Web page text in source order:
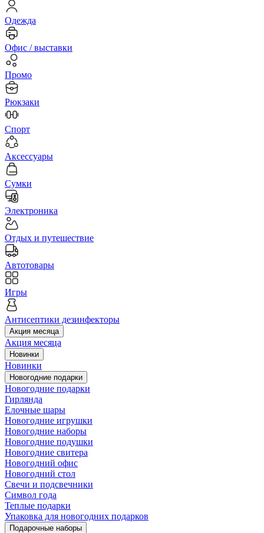
Одежда
Офис / выставки
Промо
Рюкзаки
Спорт
Аксессуары
Сумки
Электроника
Отдых и путешествие
Автотовары
Игры
Антисептики дезинфекторы
Акция месяца
Акция месяца
Новинки
Новинки
Новогодние подарки
Новогодние подарки
Гирлянда
Елочные шары
Новогодние игрушки
Новогодние наборы
Новогодние подушки
Новогодние свитера
Новогодний офис
Новогодний стол
Свечи и подсвечники
Символ года
Теплые подарки
Упаковка для новогодних подарков
Подарочные наборы